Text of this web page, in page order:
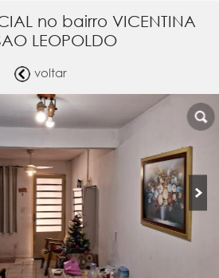
no bairro VICENTINA
LEOPOLDO
voltar